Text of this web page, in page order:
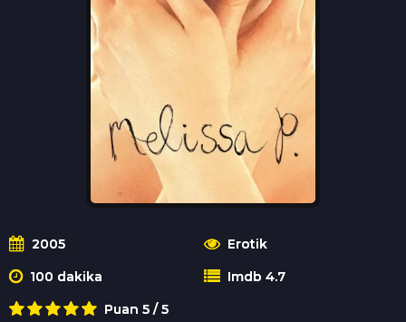
2005
Erotik
100 dakika
Imdb 4.7
Puan 5 / 5